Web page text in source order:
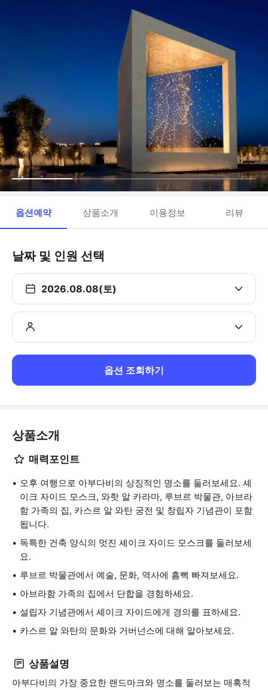
옵션예약 상품소개 이용정보 리뷰
날짜 및 인원 선택
2026.08.08(토)
옵션 조회하기
상품소개
매력포인트
오후 여행으로 아부다비의 상징적인 명소를 둘러보세요. 셰
이크 자이드 모스크, 와핫 알 카라마, 루브르 박물관, 아브라
함 가족의 집, 카스르 알 와탄 궁전 및 창립자 기념관이 포함
됩니다.
독특한 건축 양식의 멋진 셰이크 자이드 모스크를 둘러보세
요.
루브르 박물관에서 예술, 문화, 역사에 흠뻑 빠져보세요.
아브라함 가족의 집에서 단합을 경험하세요.
설립자 기념관에서 셰이크 자이드에게 경의를 표하세요.
카스르 알 와탄의 문화와 거버넌스에 대해 알아보세요.
상품설명
아부다비의 가장 중요한 랜드마크와 명소를 둘러보는 매혹적